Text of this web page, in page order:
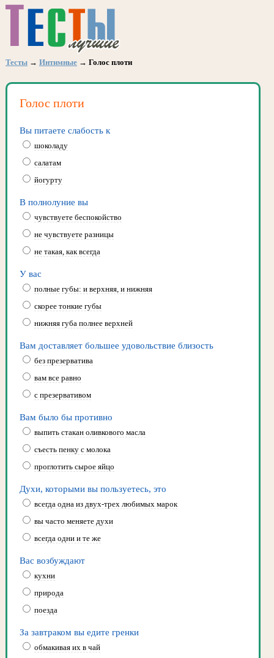
Тесты → Интимные → Голос плоти
Голос плоти
Вы питаете слабость к
шоколаду
салатам
йогурту
В полнолуние вы
чувствуете беспокойство
не чувствуете разницы
не такая, как всегда
У вас
полные губы: и верхняя, и нижняя
скорее тонкие губы
нижняя губа полнее верхней
Вам доставляет большее удовольствие близость
без презерватива
вам все равно
с презервативом
Вам было бы противно
выпить стакан оливкового масла
съесть пенку с молока
проглотить сырое яйцо
Духи, которыми вы пользуетесь, это
всегда одна из двух-трех любимых марок
вы часто меняете духи
всегда одни и те же
Вас возбуждают
кухни
природа
поезда
За завтраком вы едите гренки
обмакивая их в чай